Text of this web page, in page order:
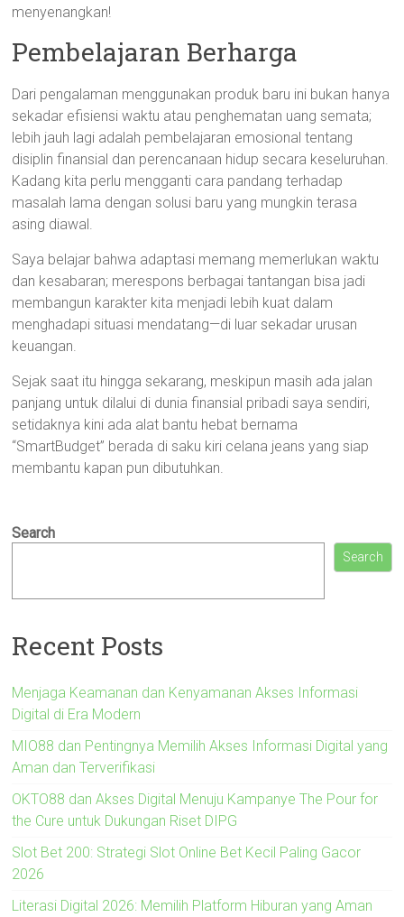
menyenangkan!
Pembelajaran Berharga
Dari pengalaman menggunakan produk baru ini bukan hanya
sekadar efisiensi waktu atau penghematan uang semata;
lebih jauh lagi adalah pembelajaran emosional tentang
disiplin finansial dan perencanaan hidup secara keseluruhan.
Kadang kita perlu mengganti cara pandang terhadap
masalah lama dengan solusi baru yang mungkin terasa
asing diawal.
Saya belajar bahwa adaptasi memang memerlukan waktu
dan kesabaran; merespons berbagai tantangan bisa jadi
membangun karakter kita menjadi lebih kuat dalam
menghadapi situasi mendatang—di luar sekadar urusan
keuangan.
Sejak saat itu hingga sekarang, meskipun masih ada jalan
panjang untuk dilalui di dunia finansial pribadi saya sendiri,
setidaknya kini ada alat bantu hebat bernama
“SmartBudget” berada di saku kiri celana jeans yang siap
membantu kapan pun dibutuhkan.
Search
Search
Recent Posts
Menjaga Keamanan dan Kenyamanan Akses Informasi
Digital di Era Modern
MIO88 dan Pentingnya Memilih Akses Informasi Digital yang
Aman dan Terverifikasi
OKTO88 dan Akses Digital Menuju Kampanye The Pour for
the Cure untuk Dukungan Riset DIPG
Slot Bet 200: Strategi Slot Online Bet Kecil Paling Gacor
2026
Literasi Digital 2026: Memilih Platform Hiburan yang Aman